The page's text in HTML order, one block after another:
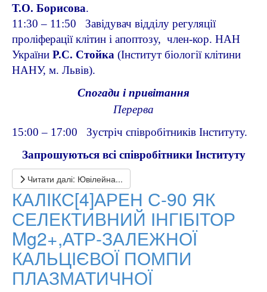
Т.О. Борисова.
11:30 – 11:50 Завідувач відділу регуляції
проліферації клітин і апоптозу, член-кор. НАН
України Р.С. Стойка (Інститут біології клітини
НАНУ, м. Львів).
Cпогади і привітання
Перерва
15:00 – 17:00 Зустріч співробітників Інституту.
Запрошуються всі співробітники Інституту
Читати далі: Ювілейна...
КАЛІКС[4]АРЕН С-90 ЯК
СЕЛЕКТИВНИЙ ІНГІБІТОР
Mg2+,АТР-ЗАЛЕЖНОЇ
КАЛЬЦІЄВОЇ ПОМПИ
ПЛАЗМАТИЧНОЇ